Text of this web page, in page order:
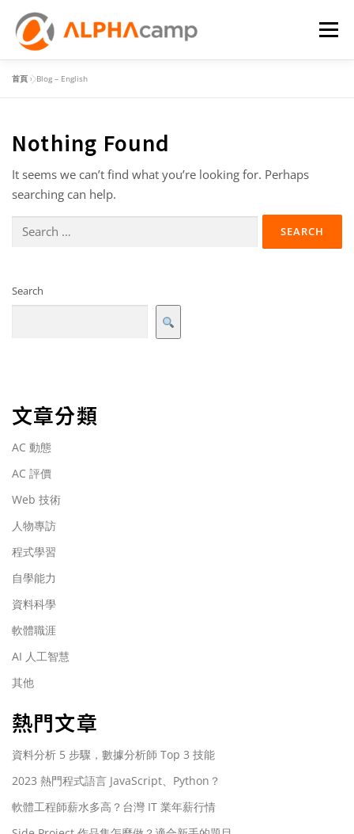
Menu
FAQ
首頁 »Blog – English
Nothing Found
It seems we can’t find what you’re looking for. Perhaps
searching can help.
Search
文章分類
AC 動態
AC 評價
Web 技術
人物專訪
程式學習
自學能力
資料科學
軟體職涯
AI 人工智慧
其他
熱門文章
資料分析 5 步驟，數據分析師 Top 3 技能
2023 熱門程式語言 JavaScript、Python？
軟體工程師薪水多高？台灣 IT 業年薪行情